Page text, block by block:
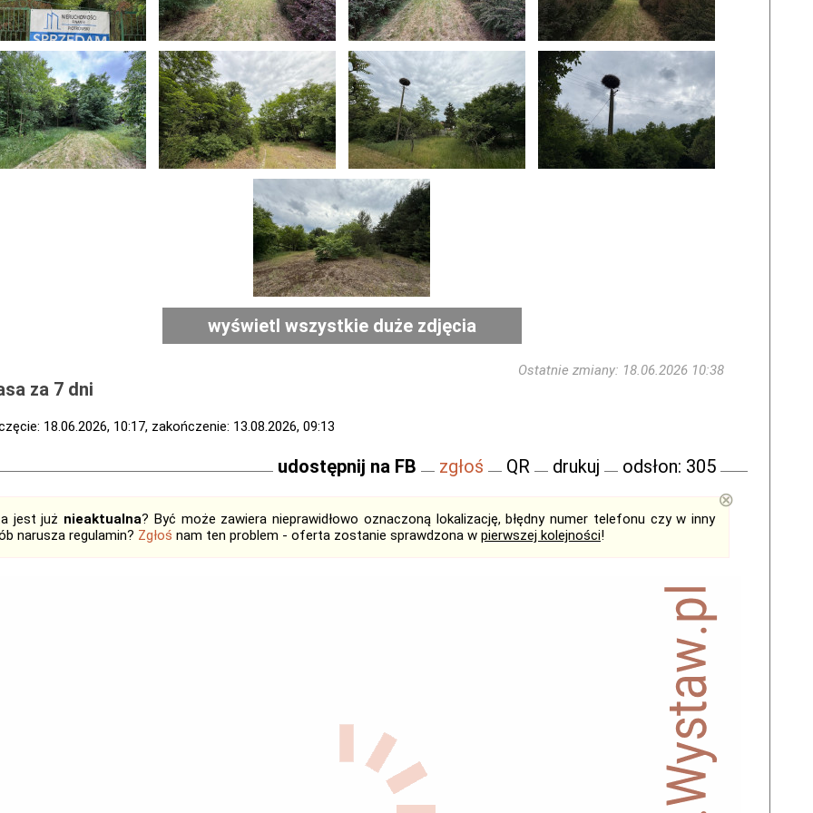
wyświetl wszystkie duże zdjęcia
Ostatnie zmiany: 18.06.2026 10:38
za 7 dni
18.06.2026, 10:17, zakończenie: 13.08.2026, 09:13
udostępnij na FB zgłoś QR drukuj odsłon: 305
jest już nieaktualna? Być może zawiera nieprawidłowo oznaczoną lokalizację, błędny numer telefonu czy w inny
narusza regulamin? Zgłoś nam ten problem - oferta zostanie sprawdzona w pierwszej kolejności!
⊗